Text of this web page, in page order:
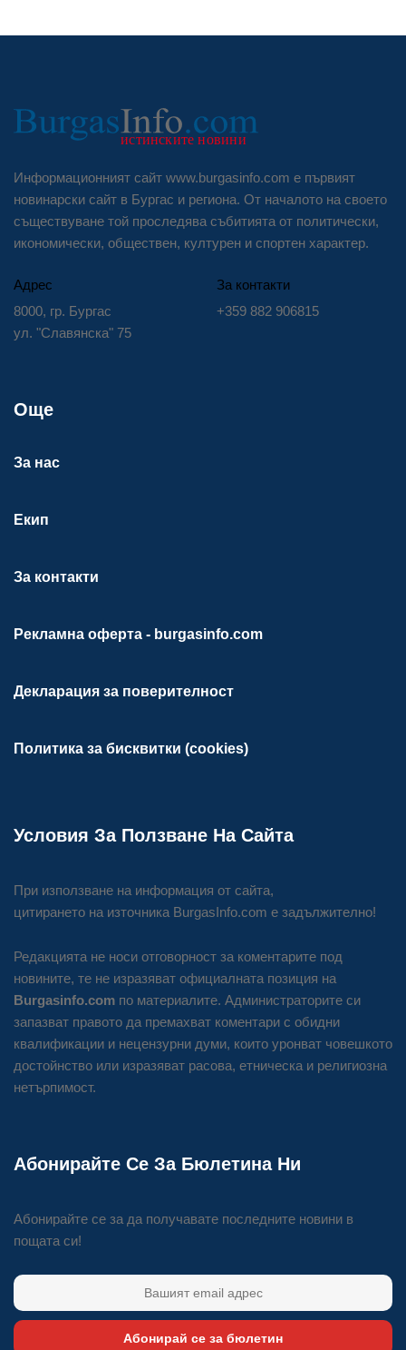
Информационният сайт www.burgasinfo.com е първият
новинарски сайт в Бургас и региона. От началото на своето
съществуване той проследява събитията от политически,
икономически, обществен, културен и спортен характер.
Адрес
8000, гр. Бургас
ул. "Славянска" 75
За контакти
+359 882 906815
Още
За нас
Екип
За контакти
Рекламна оферта - burgasinfo.com
Декларация за поверителност
Политика за бисквитки (cookies)
Условия За Ползване На Сайта
При използване на информация от сайта,
цитирането на източника BurgasInfo.com е задължително!
Редакцията не носи отговорност за коментарите под
новините, те не изразяват официалната позиция на
Burgasinfo.com по материалите. Администраторите си
запазват правото да премахват коментари с обидни
квалификации и нецензурни думи, които уронват човешкото
достойнство или изразяват расова, етническа и религиозна
нетърпимост.
Абонирайте Се За Бюлетина Ни
Абонирайте се за да получавате последните новини в
пощата си!
Абонирай се за бюлетин